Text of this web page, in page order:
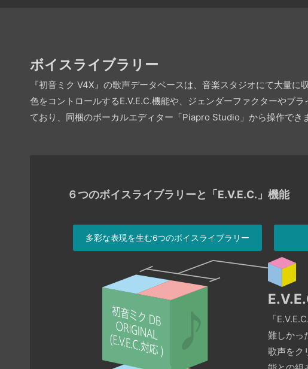
ボイスライブラリー
『初音ミク V4X』の歌声データベースは、音楽スタジオにて大量
色をコントロールするE.V.E.C.機能や、ジェンダーファクターやブ
ており、同梱のボーカルエディター「Piapro Studio」から操作でき
６つのボイスライブラリーと「E.V.E.C.」機能
多彩な表現を生む6つのボイスライブラリー
「
難しかっ
歌声をク